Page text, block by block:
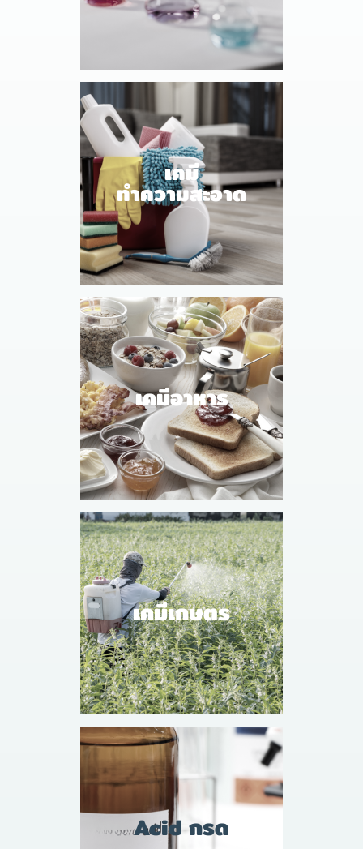
เคมี
ทำความสะอาด
เคมีอาหาร
เคมีเกษตร
Acid กรด